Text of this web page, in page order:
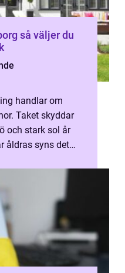
du
handlar om
Taket skyddar
och stark sol år
åldras syns det